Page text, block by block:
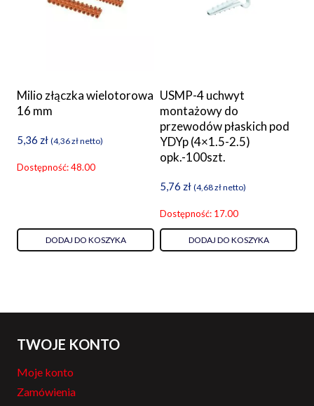
Milio złączka wielotorowa
16 mm
5,36 zł (4,36złnetto)
Dostępność: 48.00
DODAJ DO KOSZYKA
USMP-4 uchwyt
montażowy do
przewodów płaskich pod
YDYp (4×1.5-2.5)
opk.-100szt.
5,76 zł (4,68złnetto)
Dostępność: 17.00
DODAJ DO KOSZYKA
TWOJE KONTO
Moje konto
Zamówienia